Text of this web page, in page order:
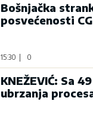
Bošnjačka
posvećenosti
15:30 0
KNEŽEVIĆ: Sa
ubrzanja